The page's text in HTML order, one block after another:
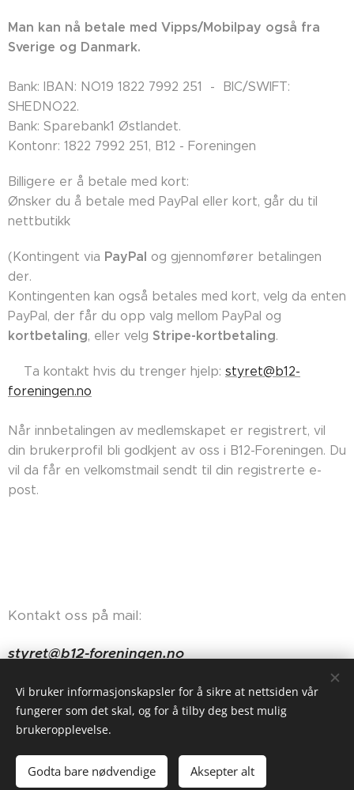
Man kan nå betale med Vipps/Mobilpay også fra
Sverige og Danmark.
Bank: IBAN: NO19 1822 7992 251 - BIC/SWIFT:
SHEDNO22.
Bank: Sparebank1 Østlandet.
Kontonr: 1822 7992 251, B12 - Foreningen
Billigere er å betale med kort:
Ønsker du å betale med PayPal eller kort, går du til
nettbutikk
(Kontingent via PayPal og gjennomfører betalingen
der.
Kontingenten kan også betales med kort, velg da enten
PayPal, der får du opp valg mellom PayPal og
kortbetaling, eller velg Stripe-kortbetaling.
👉🏼Ta kontakt hvis du trenger hjelp: styret@b12-
foreningen.no
Når innbetalingen av medlemskapet er registrert, vil
din brukerprofil bli godkjent av oss i B12-Foreningen. Du
vil da får en velkomstmail sendt til din registrerte e-
post.
Kontakt oss på mail:
styret@b12-foreningen.no
Haugerudveien 84, 0674 Oslo
Vi bruker informasjonskapsler for å sikre at nettsiden vår
fungerer som det skal, og for å tilby deg best mulig
brukeropplevelse.
Godta bare nødvendige Aksepter alt